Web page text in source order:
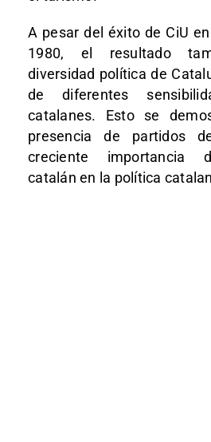
A pesar del éxito de CiU
1980, el resultado
diversidad política de
de diferentes
catalanes. Esto se
presencia de partidos
creciente importancia
catalán en la política